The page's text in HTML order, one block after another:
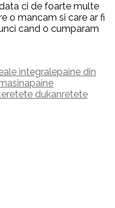
ci de foarte multe
o mancam si care ar fi
cand o cumparam
integralepaine din
paine
retete dukanretete